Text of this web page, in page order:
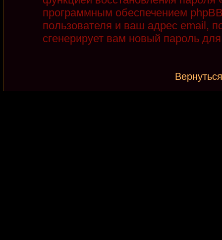
программным обеспечением
пользователя и ваш адрес email,
сгенерирует вам новый пароль